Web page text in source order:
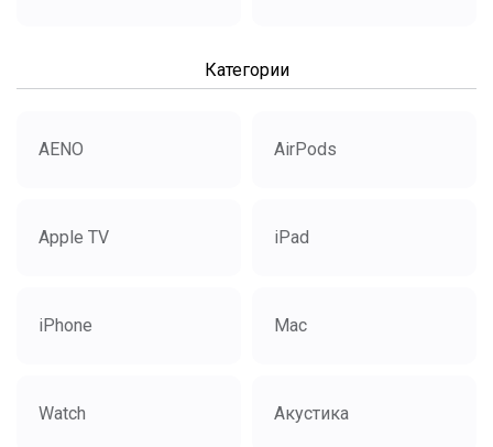
Категории
AENO AirPods
Apple TV iPad
iPhone Mac
Watch Акустика